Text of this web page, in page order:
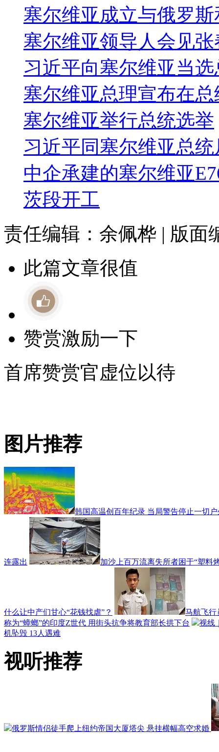
塞尔维亚成立与俄罗
塞尔维亚领导人会见张
习近平向塞尔维亚当
塞尔维亚总理宣布在
塞尔维亚举行总统选举
习近平同塞尔维亚总
中企承建的塞尔维亚
茨段开工
责任编辑：余佩桦 | 版面
此篇文章很值
赞赏激励一下
首席赞赏官虚位以待
图片推荐
韩国高温创百年纪录 当局警告停止一切
连露出 加沙上百万流离失所者困于“塑料
什么让中产们甘心“花钱找虐”？
马航飞行
称为“蟑螂”的印度Z世代 用街头抗争将教育部长拱下台
视线
机坠毁 13人遇难
视听推荐
俄罗斯情侣徒手爬上纽约帝国大厦塔尖 悬挂横幅高空求婚